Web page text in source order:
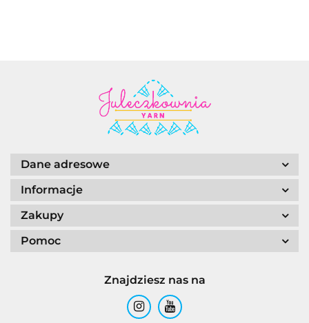
Dane adresowe
Informacje
Zakupy
Pomoc
Znajdziesz nas na